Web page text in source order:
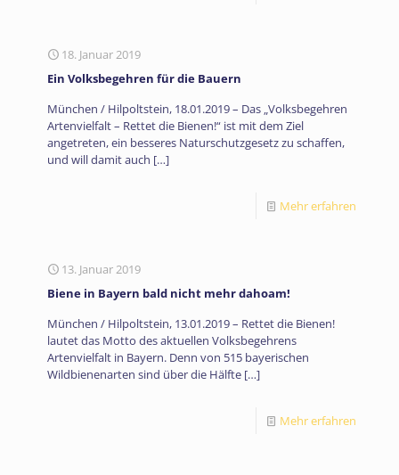
18. Januar 2019
Ein Volksbegehren für die Bauern
München / Hilpoltstein, 18.01.2019 – Das „Volksbegehren
Artenvielfalt – Rettet die Bienen!“ ist mit dem Ziel
angetreten, ein besseres Naturschutzgesetz zu schaffen,
und will damit auch […]
Mehr erfahren
13. Januar 2019
Biene in Bayern bald nicht mehr dahoam!
München / Hilpoltstein, 13.01.2019 – Rettet die Bienen!
lautet das Motto des aktuellen Volksbegehrens
Artenvielfalt in Bayern. Denn von 515 bayerischen
Wildbienenarten sind über die Hälfte […]
Mehr erfahren